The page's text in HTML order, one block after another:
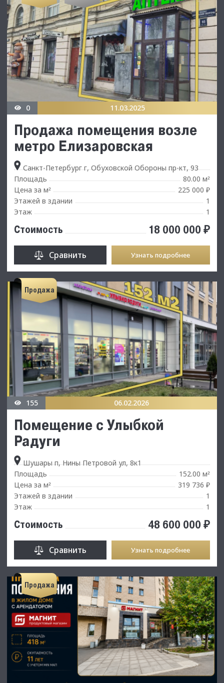
0 11.03.2025
Продажа помещения возлe
метpо Eлизаpoвскaя
Санкт-Петербург г, Обуховской Обороны пр-кт, 93
Площадь
80.00 м²
Цена за м²
225 000 ₽
Этажей в здании
1
Этаж
1
Стоимость 18 000 000 ₽
Сравнить Узнать подробнее
Продажа
155 06.02.2026
Помещение с Улыбкой
Радуги
Шушары п, Нины Петровой ул, 8к1
Площадь
152.00 м²
Цена за м²
319 736 ₽
Этажей в здании
1
Этаж
1
Стоимость 48 600 000 ₽
Сравнить Узнать подробнее
Продажа